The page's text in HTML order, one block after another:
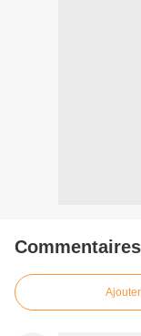
Commentaires